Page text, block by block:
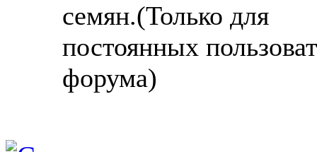
семян.(Только для
постоянных
форума)